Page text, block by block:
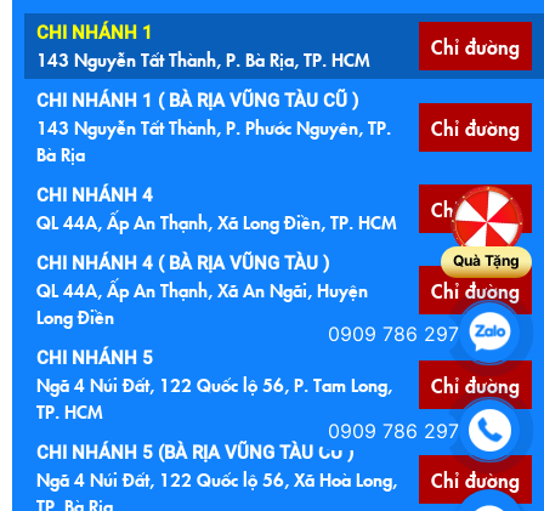
CHI NHÁNH 1
143 Nguyễn Tất Thành, P. Bà Rịa, TP. HCM Chỉ đường
CHI NHÁNH 1 ( BÀ RỊA VŨNG TÀU CŨ )
143 Nguyễn Tất Thành, P. Phước Nguyên, TP.
Bà Rịa
Chỉ đường
CHI NHÁNH 4
QL 44A, Ấp An Thạnh, Xã Long Điền, TP. HCM Chỉ đường
CHI NHÁNH 4 ( BÀ RỊA VŨNG TÀU )
QL 44A, Ấp An Thạnh, Xã An Ngãi, Huyện
Long Điền
Chỉ đường
CHI NHÁNH 5
Ngã 4 Núi Đất, 122 Quốc lộ 56, P. Tam Long,
TP. HCM
Chỉ đường
CHI NHÁNH 5 (BÀ RỊA VŨNG TÀU CŨ )
Ngã 4 Núi Đất, 122 Quốc lộ 56, Xã Hoà Long,
TP. Bà Rịa
Chỉ đường
Quà Tặng
0909 786 297
0909 786 297